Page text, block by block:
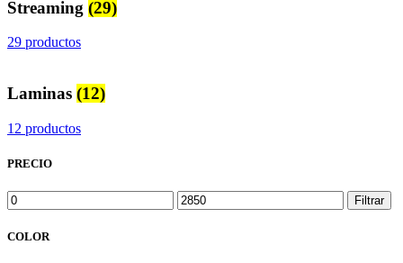
Streaming (29)
29 productos
Laminas (12)
12 productos
PRECIO
Precio
mínimo
Precio
máximo
Filtrar
COLOR